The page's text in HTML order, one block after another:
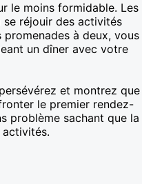
le moins formidable. Les
réjouir des activités
à deux, vous
un dîner avec votre
et montrez que
le premier rendez-
problème sachant que la